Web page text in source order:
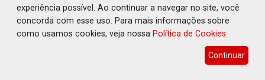
Entre os postulantes sem bens declarados à Justiça
Eleitoral estão ocupantes de cargos públicos, como a
deputada federal Cristiane Lopes (PODE), o vereador
Pedro Geovar (PP) e a vice-prefeita Magna dos Anjos
experiência possível. Ao continuar a navegar no site, você
concorda com esse uso. Para mais informações sobre
como usamos cookies, veja nossa Política de Cookies
Continuar